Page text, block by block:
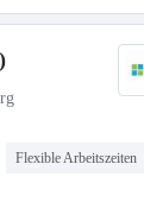
Flexible Arbeitszeiten